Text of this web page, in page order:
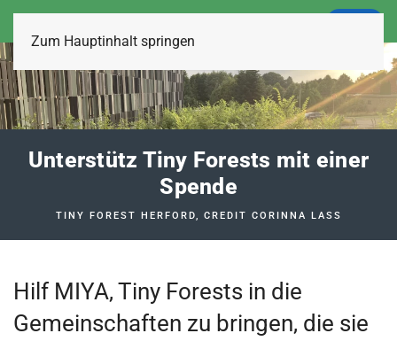
Zum Hauptinhalt springen
Unterstütz Tiny Forests mit einer
Spende
TINY FOREST HERFORD, CREDIT CORINNA LASS
Hilf MIYA, Tiny Forests in die
Gemeinschaften zu bringen, die sie